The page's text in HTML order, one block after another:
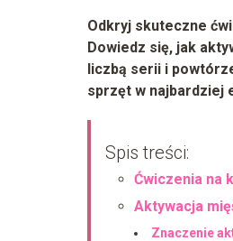
Odkryj skuteczne
Dowiedz się, jak
liczbą serii i
sprzęt w najbardziej
Spis treści:
Ćwiczenia na
Aktywacja
Znaczenie